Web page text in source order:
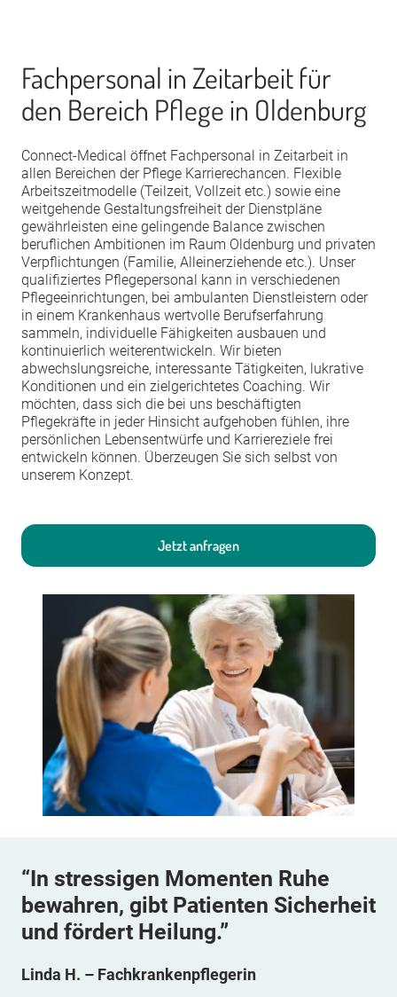
Fachpersonal in Zeitarbeit für
den Bereich Pflege in Oldenburg
Connect-Medical öffnet Fachpersonal in Zeitarbeit in
allen Bereichen der Pflege Karrierechancen. Flexible
Arbeitszeitmodelle (Teilzeit, Vollzeit etc.) sowie eine
weitgehende Gestaltungsfreiheit der Dienstpläne
gewährleisten eine gelingende Balance zwischen
beruflichen Ambitionen im Raum Oldenburg und privaten
Verpflichtungen (Familie, Alleinerziehende etc.). Unser
qualifiziertes Pflegepersonal kann in verschiedenen
Pflegeeinrichtungen, bei ambulanten Dienstleistern oder
in einem Krankenhaus wertvolle Berufserfahrung
sammeln, individuelle Fähigkeiten ausbauen und
kontinuierlich weiterentwickeln. Wir bieten
abwechslungsreiche, interessante Tätigkeiten, lukrative
Konditionen und ein zielgerichtetes Coaching. Wir
möchten, dass sich die bei uns beschäftigten
Pflegekräfte in jeder Hinsicht aufgehoben fühlen, ihre
persönlichen Lebensentwürfe und Karriereziele frei
entwickeln können. Überzeugen Sie sich selbst von
unserem Konzept.
Jetzt anfragen
“In stressigen Momenten Ruhe
bewahren, gibt Patienten Sicherheit
und fördert Heilung.”
Linda H. – Fachkrankenpflegerin